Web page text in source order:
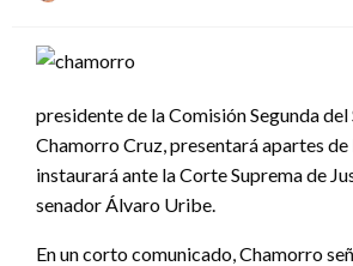
presidente de la Comisión Segunda del
Chamorro Cruz, presentará apartes de
instaurará ante la Corte Suprema de
senador Álvaro Uribe.
En un corto comunicado, Chamorro